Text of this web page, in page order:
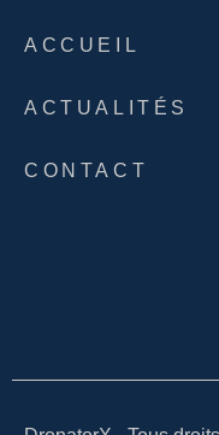
ACCUEIL
ACTUALITÉS
CONTACT